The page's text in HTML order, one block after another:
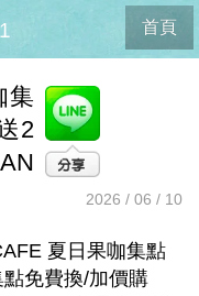
首頁
集
2
2026 / 06 / 10
夏日果咖集點
免費換/加價購